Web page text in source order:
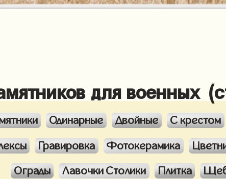
для военных
Одинарные Двойные С крестом
Гравировка Фотокерамика
Ограды Лавочки Столики Плитка